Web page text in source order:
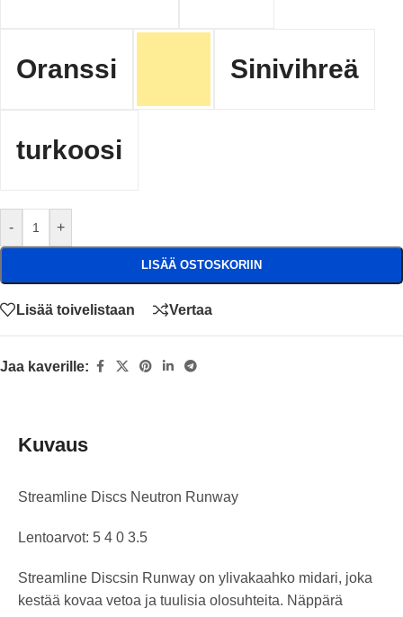
Oranssi Sinivihreä
turkoosi
- +
LISÄÄ OSTOSKORIIN
Lisää toivelistaan Vertaa
Jaa kaverille:
Kuvaus
Streamline Discs Neutron Runway
Lentoarvot: 5 4 0 3.5
Streamline Discsin Runway on ylivakaahko midari, joka
kestää kovaa vetoa ja tuulisia olosuhteita. Näppärä